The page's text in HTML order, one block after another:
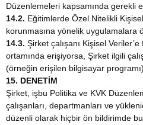
Düzenlemeleri kapsamında gerekli
14.2. Eğitimlerde Özel Nitelikli
korunmasına yönelik uygulamalara
14.3. Şirket çalışanı Kişisel
ortamında erişiyorsa, Şirket ilgili
(örneğin erişilen bilgisayar
15. DENETİM
Şirket, işbu Politika ve KVK
çalışanları, departmanları ve
düzenli olarak hiçbir ön bildirimde